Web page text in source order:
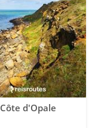
Côte d'Opale